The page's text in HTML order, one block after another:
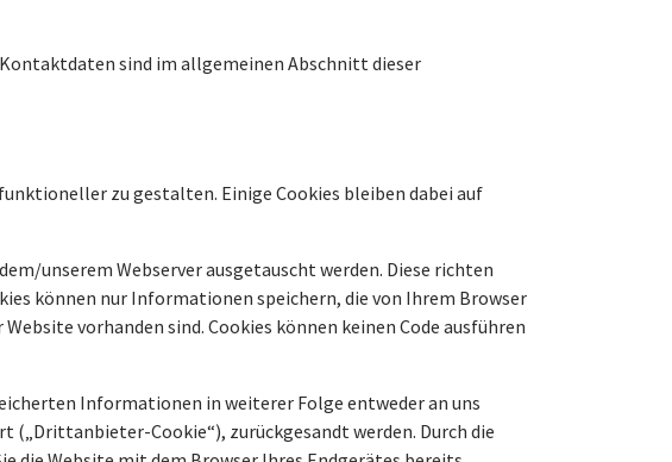
sind im allgemeinen Abschnitt dieser
zu gestalten. Einige Cookies bleiben dabei auf
unserem Webserver ausgetauscht werden. Diese richten
können nur Informationen speichern, die von Ihrem Browser
vorhanden sind. Cookies können keinen Code ausführen
Informationen in weiterer Folge entweder an uns
(„Drittanbieter-Cookie“), zurückgesandt werden. Durch die